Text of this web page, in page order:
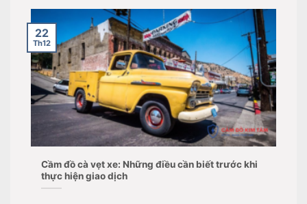
Cầm đồ cà vẹt xe: Những điều cần biết trước khi
thực hiện giao dịch
22
Th12